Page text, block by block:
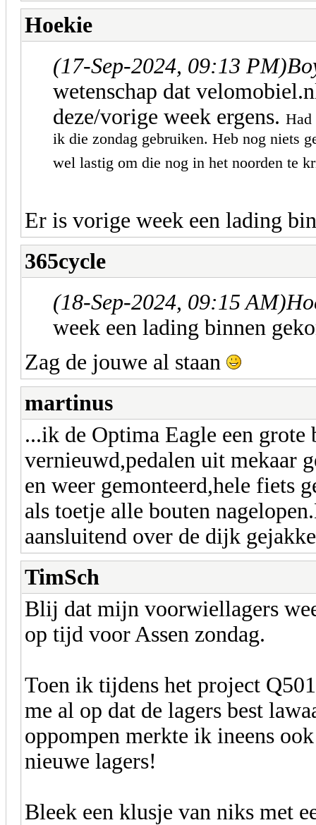
Hoekie
(17-Sep-2024, 09:13 PM)
wetenschap dat
deze/vorige week ergens. Had
ik die zondag gebruiken. Heb nog niets
wel lastig om die nog in het noorden te
Er is vorige week een lading
365cycle
(18-Sep-2024, 09:15 AM)
week een lading binnen
Zag de jouwe al staan
martinus
...ik de Optima Eagle een
vernieuwd,pedalen uit mekaar
en weer gemonteerd,hele fiets
als toetje alle bouten
aansluitend over de dijk
TimSch
Blij dat mijn voorwiellagers
op tijd voor Assen zondag.
Toen ik tijdens het project
me al op dat de lagers best
oppompen merkte ik ineens
nieuwe lagers!
Bleek een klusje van niks met